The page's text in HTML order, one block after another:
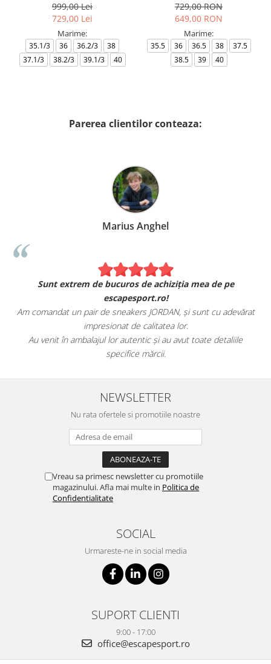
999,00 Lei
729,00 Lei
Marime:
35.1/3 36 36.2/3
38
37.1/3
38.2/3 39.1/3 40
729,00 RON
649,00 RON
Marime:
35.5 36 36.5 38
37.5
38.5
39 40
Parerea clientilor conteaza:
Marius Anghel
Sunt extrem de bucuros de achiziția mea de pe
escapesport.ro!
Am comandat un pair de sneakers JORDAN, și sunt cu adevărat
impresionat de calitatea lor.
Au venit în ambalajul lor autentic și au avut toate detaliile
specifice mărcii.
NEWSLETTER
Nu rata ofertele si promotiile noastre
Vreau sa primesc newsletter cu promotiile
magazinului. Afla mai multe in Politica de
Confidentialitate
SOCIAL
Urmareste-ne in social media
SUPORT CLIENTI
9:00 - 17:00
office@escapesport.ro